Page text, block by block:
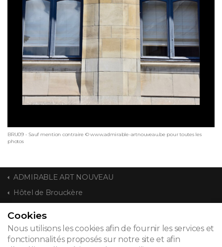
BRU09 - Sauf mention contraire © www.admirable-artnouveau.be pour toutes les
photos
ADMIRABLE ART NOUVEAU
Hôtel de Brouckère
CONTACT
Cookies
Nous utilisons les cookies afin de fournir les services et
fonctionnalités proposés sur notre site et afin